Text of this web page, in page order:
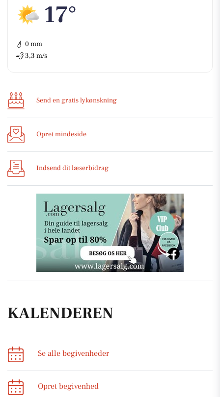
17°
💧 0 mm
💨 3,3 m/s
Send en gratis lykønskning
Opret mindeside
Indsend dit læserbidrag
KALENDEREN
Se alle begivenheder
Opret begivenhed